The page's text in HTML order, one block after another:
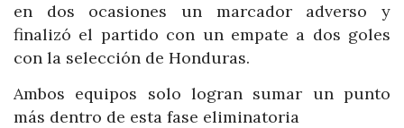
en dos ocasiones un marcador adverso y
finalizó el partido con un empate a dos goles
con la selección de Honduras.
Ambos equipos solo logran sumar un punto
más dentro de esta fase eliminatoria